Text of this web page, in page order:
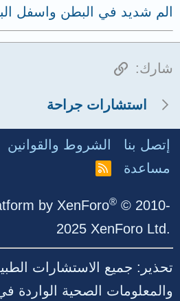
الم شديد في البطن واسفل
شارك: الرابط
استشارات جراحة
إتصل بنا الشروط والقوانين
مساعدة
R
by XenForo® © 2010-
2025 XenForo Ltd.
تحذير: جميع الاستشارات
والمعلومات الصحية